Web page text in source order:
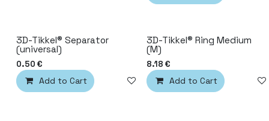
3D-Tikkel® Separator
(universal)
0.50 €
Add to Cart Add to wishlist
3D-Tikkel® Ring Medium
(M)
8.18 €
Add to Cart